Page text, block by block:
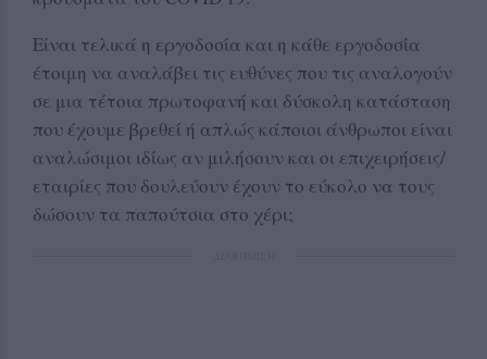
Είναι τελικά η εργοδοσία και η κάθε εργοδοσία
έτοιμη να αναλάβει τις ευθύνες που τις αναλογούν
σε μια τέτοια πρωτοφανή και δύσκολη κατάσταση
που έχουμε βρεθεί ή απλώς κάποιοι άνθρωποι είναι
αναλώσιμοι ιδίως αν μιλήσουν και οι επιχειρήσεις/
εταιρίες που δουλεύουν έχουν το εύκολο να τους
δώσουν τα παπούτσια στο χέρι;